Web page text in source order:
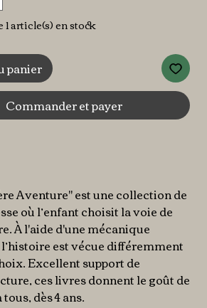
1 article(s) en stock
panier
Commander et payer
Aventure" est une collection de
où l’enfant choisit la voie de
À l'aide d'une mécanique
est vécue différemment
Excellent support de
ces livres donnent le goût de
dès 4 ans.